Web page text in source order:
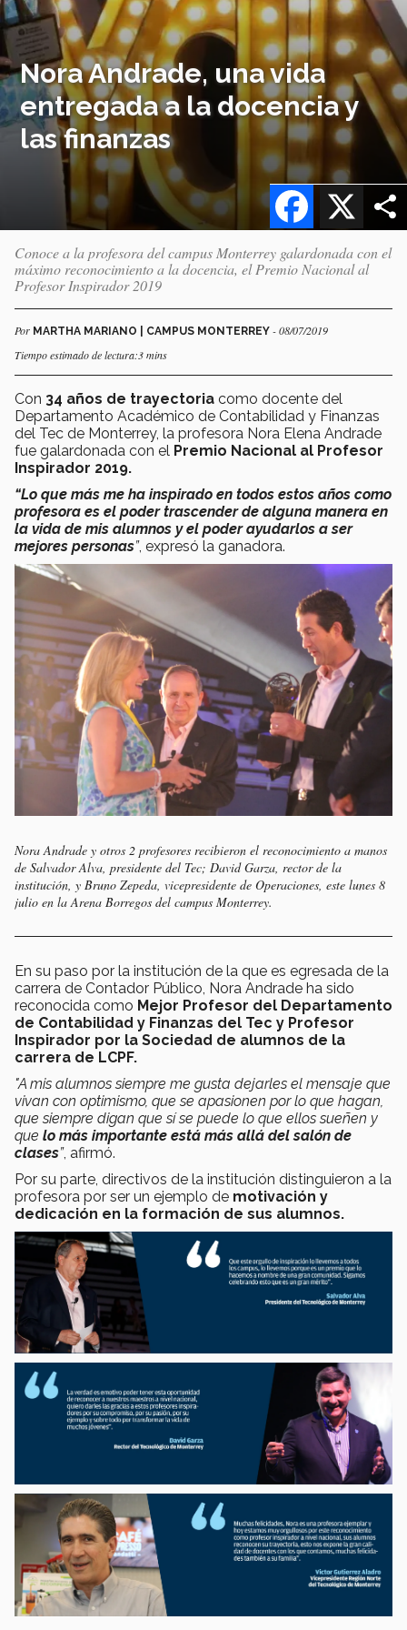
Nora Andrade, una vida
entregada a la docencia y
las finanzas
X
Facebook
Conoce a la profesora del campus Monterrey galardonada con el
máximo reconocimiento a la docencia, el Premio Nacional al
Profesor Inspirador 2019
Por MARTHA MARIANO | CAMPUS MONTERREY - 08/07/2019
Tiempo estimado de lectura:3 mins
Con 34 años de trayectoria como docente del
Departamento Académico de Contabilidad y Finanzas
del Tec de Monterrey, la profesora Nora Elena Andrade
fue galardonada con el Premio Nacional al Profesor
Inspirador 2019.
“Lo que más me ha inspirado en todos estos años como
profesora es el poder trascender de alguna manera en
la vida de mis alumnos y el poder ayudarlos a ser
mejores personas”, expresó la ganadora.
Nora Andrade y otros 2 profesores recibieron el reconocimiento a manos
de Salvador Alva, presidente del Tec; David Garza, rector de la
institución, y Bruno Zepeda, vicepresidente de Operaciones, este lunes 8
julio en la Arena Borregos del campus Monterrey.
En su paso por la institución de la que es egresada de la
carrera de Contador Público, Nora Andrade ha sido
reconocida como Mejor Profesor del Departamento
de Contabilidad y Finanzas del Tec y Profesor
Inspirador por la Sociedad de alumnos de la
carrera de LCPF.
"A mis alumnos siempre me gusta dejarles el mensaje que
vivan con optimismo, que se apasionen por lo que hagan,
que siempre digan que sí se puede lo que ellos sueñen y
que lo más importante está más allá del salón de
clases”, afirmó.
Por su parte, directivos de la institución distinguieron a la
profesora por ser un ejemplo de motivación y
dedicación en la formación de sus alumnos.